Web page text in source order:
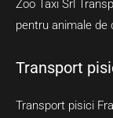
Zoo Taxi Srl
pentru animale
Transport
Transport pisici